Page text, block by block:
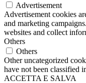
Advertisement
Advertisement cookies
and marketing
websites and collect
Others
Others
Other uncategorized
have not been classified
ACCETTA E SALVA